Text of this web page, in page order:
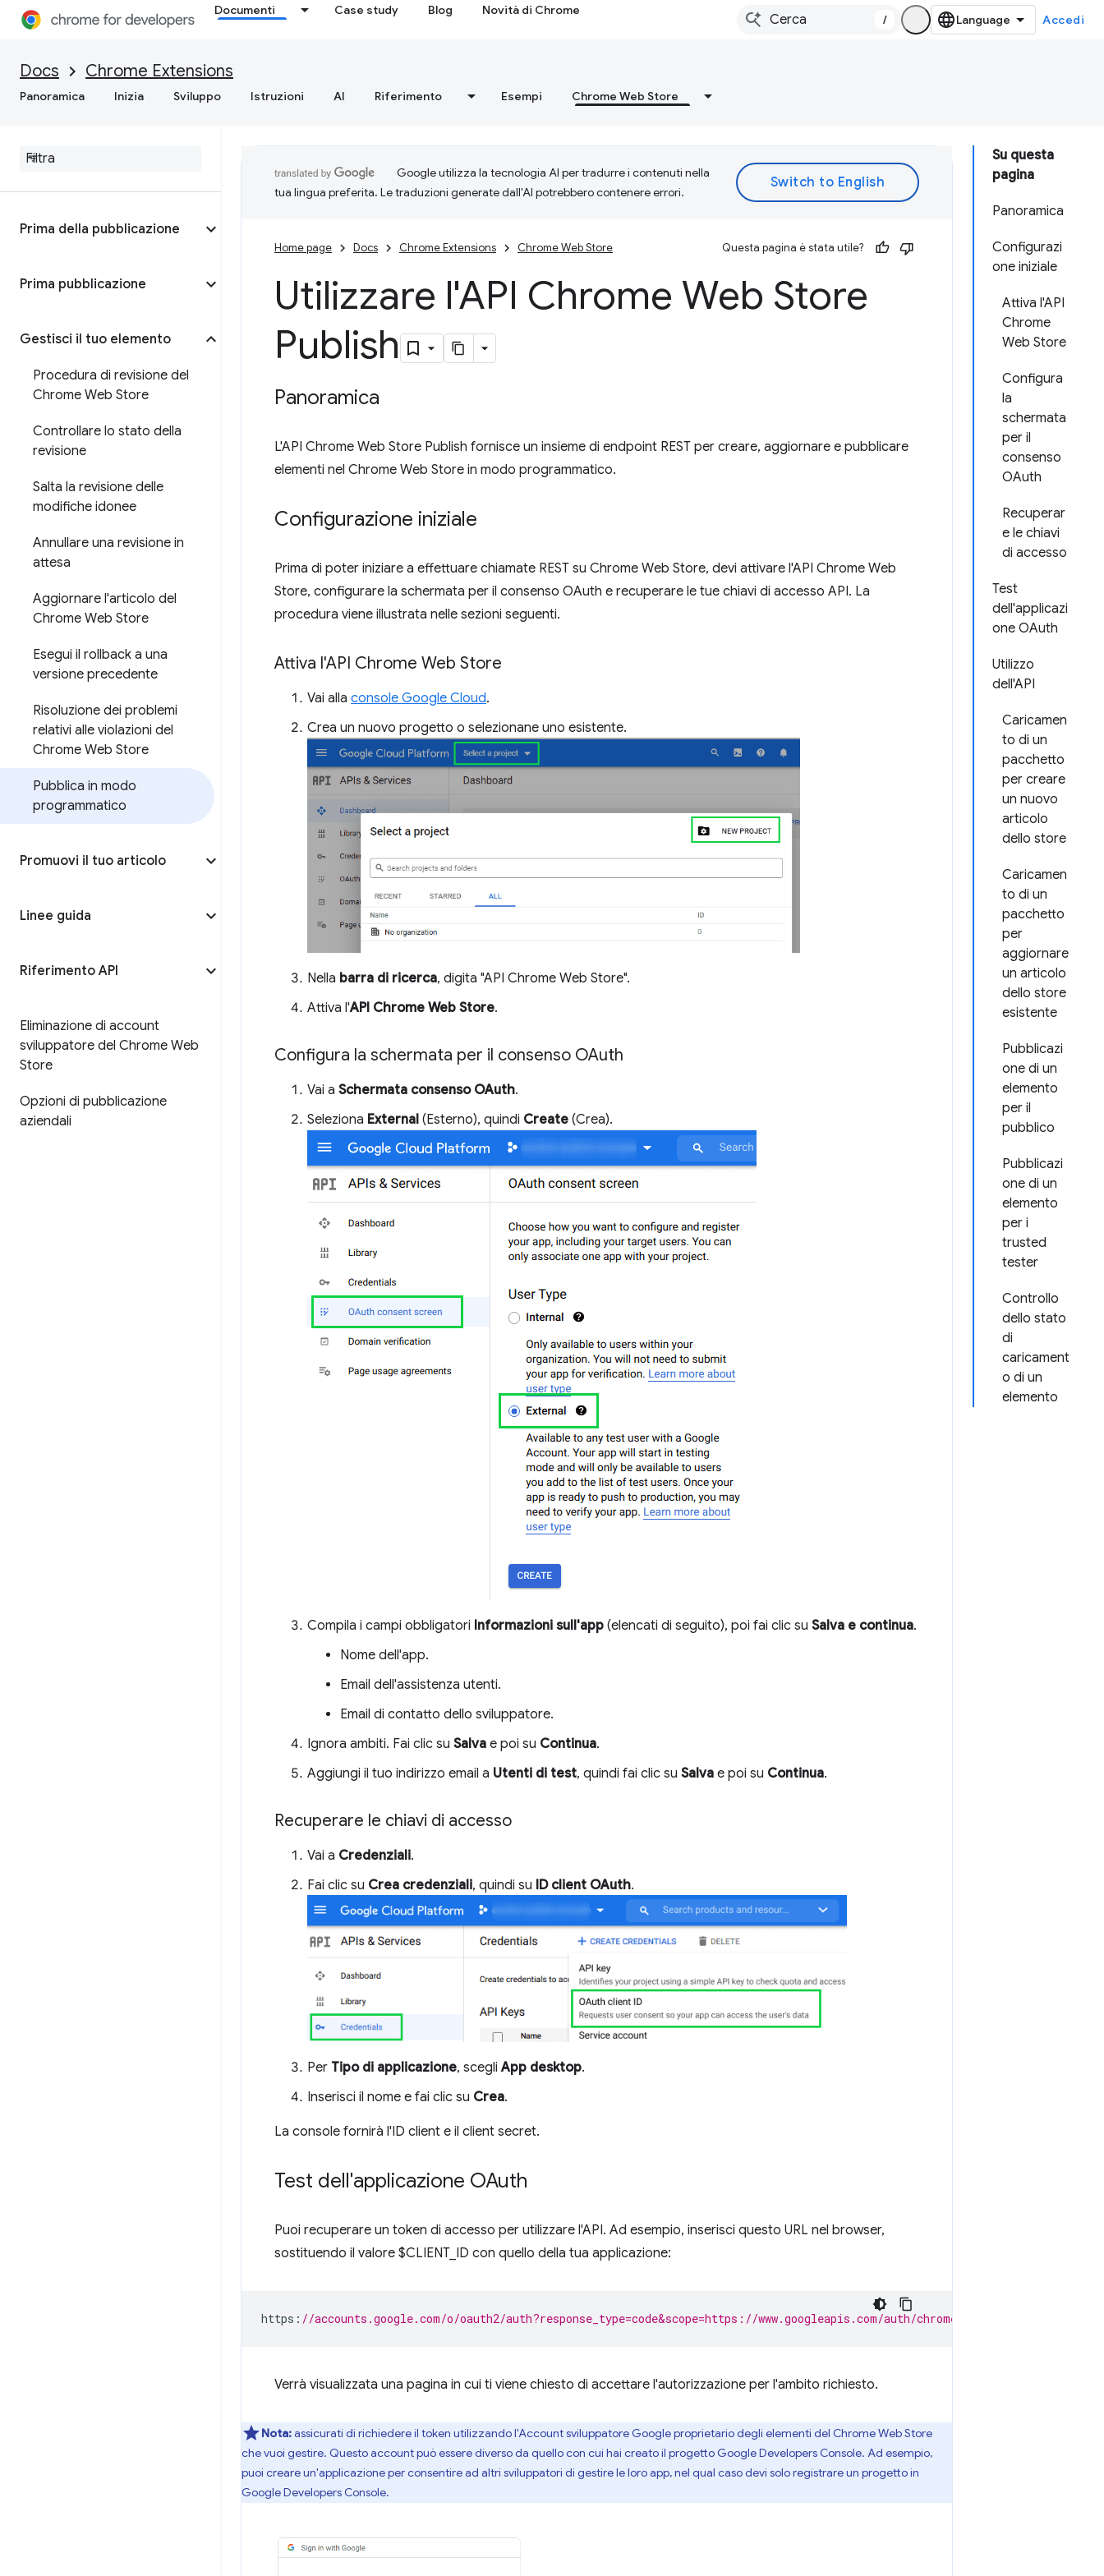
Documenti Case study Blog Novità di Chrome
/ Accedi
Docs Chrome Extensions
Panoramica Inizia Sviluppo Istruzioni AI Riferimento Esempi Chrome Web Store
Prima della pubblicazione
Prima pubblicazione
Gestisci il tuo elemento
Procedura di revisione del
Chrome Web Store
Controllare lo stato della
revisione
Salta la revisione delle
modifiche idonee
Annullare una revisione in
attesa
Aggiornare l'articolo del
Chrome Web Store
Esegui il rollback a una
versione precedente
Risoluzione dei problemi
relativi alle violazioni del
Chrome Web Store
Pubblica in modo
programmatico
Promuovi il tuo articolo
Linee guida
Riferimento API
Eliminazione di account
sviluppatore del Chrome Web
Store
Opzioni di pubblicazione
aziendali
Su questa
pagina
Panoramica
Configurazi
one iniziale
Attiva l'API
Chrome
Web Store
Configura
la
schermata
per il
consenso
OAuth
Recuperar
e le chiavi
di accesso
Test
dell'applicazi
one OAuth
Utilizzo
dell'API
Caricamen
to di un
pacchetto
per creare
un nuovo
articolo
dello store
Caricamen
to di un
pacchetto
per
aggiornare
un articolo
dello store
esistente
Pubblicazi
one di un
elemento
per il
pubblico
Pubblicazi
one di un
elemento
per i
trusted
tester
Controllo
dello stato
di
caricament
o di un
elemento
Google utilizza la tecnologia AI per tradurre i contenuti nella
tua lingua preferita. Le traduzioni generate dall'AI potrebbero contenere errori.
Home page Docs Chrome Extensions Chrome Web Store Questa pagina è stata utile?
Utilizzare l'API Chrome Web Store
Publish
Panoramica
L'API Chrome Web Store Publish fornisce un insieme di endpoint REST per creare, aggiornare e pubblicare
elementi nel Chrome Web Store in modo programmatico.
Configurazione iniziale
Prima di poter iniziare a effettuare chiamate REST su Chrome Web Store, devi attivare l'API Chrome Web
Store, configurare la schermata per il consenso OAuth e recuperare le tue chiavi di accesso API. La
procedura viene illustrata nelle sezioni seguenti.
Attiva l'API Chrome Web Store
Vai alla console Google Cloud.
Crea un nuovo progetto o selezionane uno esistente.
Nella barra di ricerca, digita "API Chrome Web Store".
Attiva l'API Chrome Web Store.
Configura la schermata per il consenso OAuth
Vai a Schermata consenso OAuth.
Seleziona External (Esterno), quindi Create (Crea).
Compila i campi obbligatori Informazioni sull'app (elencati di seguito), poi fai clic su Salva e continua.
Nome dell'app.
Email dell'assistenza utenti.
Email di contatto dello sviluppatore.
Ignora ambiti. Fai clic su Salva e poi su Continua.
Aggiungi il tuo indirizzo email a Utenti di test, quindi fai clic su Salva e poi su Continua.
Recuperare le chiavi di accesso
Vai a Credenziali.
Fai clic su Crea credenziali, quindi su ID client OAuth.
Per Tipo di applicazione, scegliApp desktop.
Inserisci il nome e fai clic su Crea.
La console fornirà l'ID client e il client secret.
Test dell'applicazione OAuth
Puoi recuperare un token di accesso per utilizzare l'API. Ad esempio, inserisci questo URL nel browser,
sostituendo il valore $CLIENT_ID con quello della tua applicazione:
https : //accounts.google.com/o/oauth2/auth?response_type=code&scope=https://www.googleapis.com/auth/
Verrà visualizzata una pagina in cui ti viene chiesto di accettare l'autorizzazione per l'ambito richiesto.
Nota:assicurati di richiedere il token utilizzando l'Account sviluppatore Google proprietario degli elementi del Chrome Web Store
che vuoi gestire. Questo account può essere diverso da quello con cui hai creato il progetto Google Developers Console. Ad esempio,
puoi creare un'applicazione per consentire ad altri sviluppatori di gestire le loro app, nel qual caso devi solo registrare un progetto in
Google Developers Console.